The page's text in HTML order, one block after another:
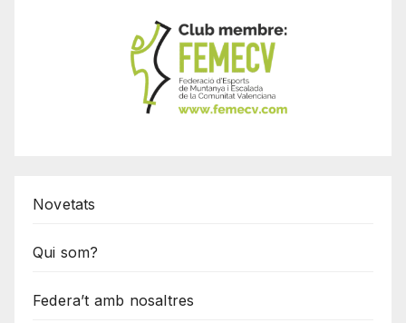
Novetats
Qui som?
Federa’t amb nosaltres